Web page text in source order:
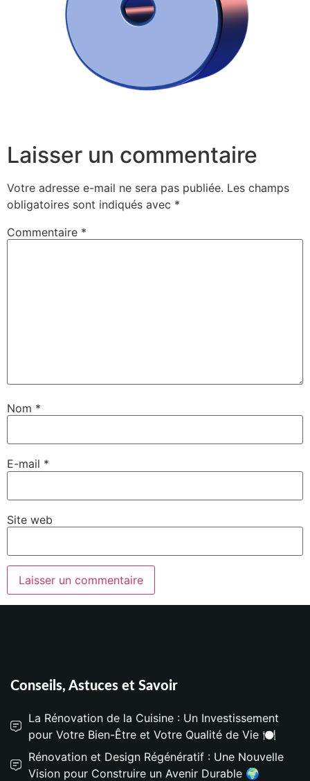
Laisser un commentaire
Votre adresse e-mail ne sera pas publiée. Les champs
obligatoires sont indiqués avec *
Commentaire *
Nom *
E-mail *
Site web
Conseils, Astuces et Savoir
La Rénovation de la Cuisine : Un Investissement
pour Votre Bien-Être et Votre Qualité de Vie 🍽️
Rénovation et Design Régénératif : Une Nouvelle
Vision pour Construire un Avenir Durable 🌍